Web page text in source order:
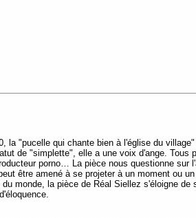
la "pucelle qui chante bien à l'église du
de "simplette", elle a une voix d'ange. Tous
porno… La pièce nous questionne sur
être amené à se projeter à un moment ou
monde, la pièce de Réal Siellez s'éloigne de